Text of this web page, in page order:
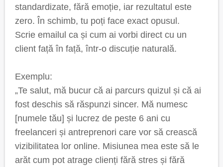
standardizate, fără emoție, iar rezultatul este
zero. În schimb, tu poți face exact opusul.
Scrie emailul ca și cum ai vorbi direct cu un
client față în față, într-o discuție naturală.
Exemplu:
„Te salut, mă bucur că ai parcurs quizul și că ai
fost deschis să răspunzi sincer. Mă numesc
[numele tău] și lucrez de peste 6 ani cu
freelanceri și antreprenori care vor să crească
vizibilitatea lor online. Misiunea mea este să le
arăt cum pot atrage clienți fără stres și fără